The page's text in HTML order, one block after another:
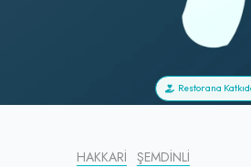
Restorana
HAKKARI ŞEMDINLI